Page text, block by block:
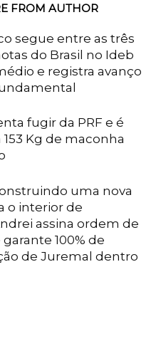
FROM AUTHOR
segue entre as três
do Brasil no Ideb
e registra avanço
fugir da PRF e é
Kg de maconha
uma nova
o interior de
assina ordem de
100% de
de Juremal dentro